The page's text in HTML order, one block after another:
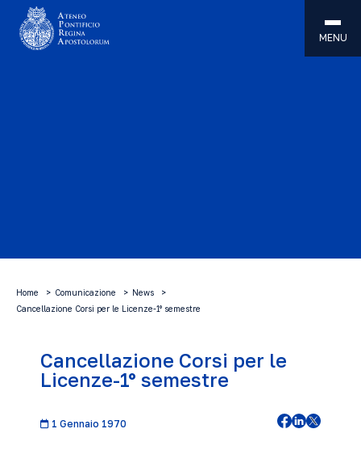
MENU
Home Comunicazione
News
Cancellazione Corsi per le Licenze-1° semestre
Cancellazione Corsi per le
Licenze-1° semestre
1 Gennaio 1970